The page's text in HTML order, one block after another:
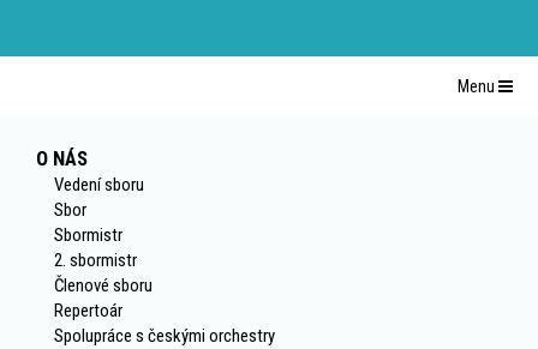
Menu
O NÁS
Vedení sboru
Sbor
Sbormistr
2. sbormistr
Členové sboru
Repertoár
Spolupráce s českými orchestry